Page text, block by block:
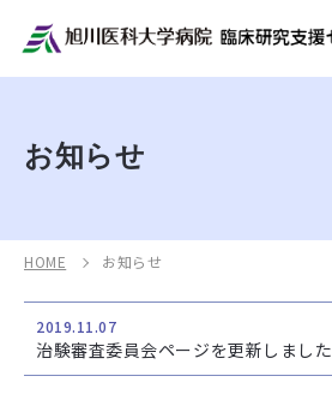
お知らせ
HOME お知らせ
2019.11.07
治験審査委員会ページを更新しました